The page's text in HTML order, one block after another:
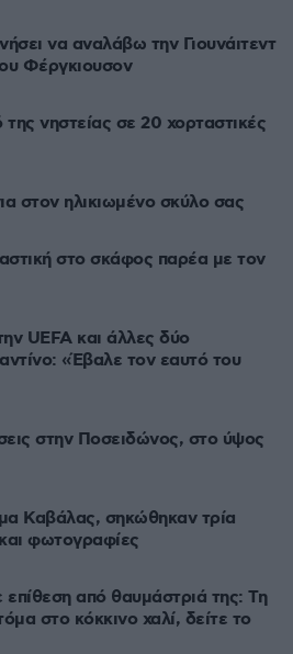
να αναλάβω την Γιουνάιτεντ
Φέργκιουσον
νηστείας σε 20 χορταστικές
στον ηλικιωμένο σκύλο σας
στο σκάφος παρέα με τον
UEFA και άλλες δύο
«Έβαλε τον εαυτό του
στην Ποσειδώνος, στο ύψος
Καβάλας, σηκώθηκαν τρία
φωτογραφίες
επίθεση από θαυμάστριά της: Τη
στο κόκκινο χαλί, δείτε το